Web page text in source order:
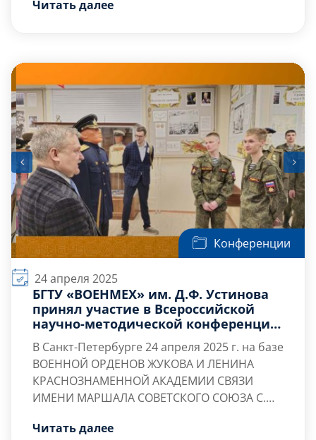
2 место — «Девчата»
Читать далее
Конференции
24 апреля 2025
БГТУ «ВОЕНМЕХ» им. Д.Ф. Устинова
принял участие в Всероссийской
научно-методической конференции
Развитие Военной Педагогики в XXI
веке
В Санкт-Петербурге24 апреля 2025 г. на базе
ВОЕННОЙ ОРДЕНОВ ЖУКОВА И ЛЕНИНА
КРАСНОЗНАМЕННОЙ АКАДЕМИИ СВЯЗИ
ИМЕНИ МАРШАЛА СОВЕТСКОГО СОЮЗА С.М.
промышленного менеджмента и
Читать далее